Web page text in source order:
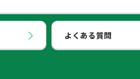
よくある質問